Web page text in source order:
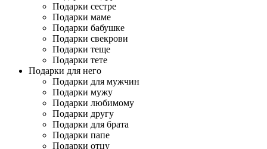
Подарки сестре
Подарки маме
Подарки бабушке
Подарки свекрови
Подарки теще
Подарки тете
Подарки для него
Подарки для мужчин
Подарки мужу
Подарки любимому
Подарки другу
Подарки для брата
Подарки папе
Подарки отцу